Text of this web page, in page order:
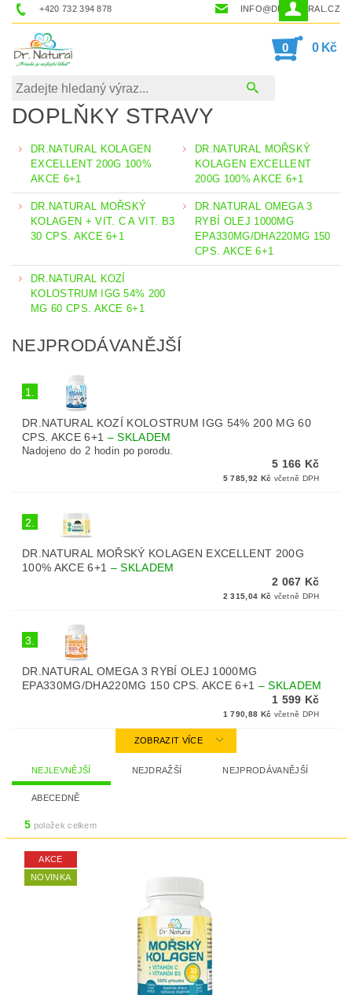
+420 732 394 878 INFO@DRNATURAL.CZ
0 0 Kč
DOPLŇKY STRAVY
DR.NATURAL KOLAGEN
EXCELLENT 200G 100%
AKCE 6+1
DR.NATURAL MOŘSKÝ
KOLAGEN EXCELLENT
200G 100% AKCE 6+1
DR.NATURAL MOŘSKÝ
KOLAGEN + VIT. C A VIT. B3
30 CPS. AKCE 6+1
DR.NATURAL OMEGA 3
RYBÍ OLEJ 1000MG
EPA330MG/DHA220MG 150
CPS. AKCE 6+1
DR.NATURAL KOZÍ
KOLOSTRUM IGG 54% 200
MG 60 CPS. AKCE 6+1
NEJPRODÁVANĚJŠÍ
1.
DR.NATURAL KOZÍ KOLOSTRUM IGG 54% 200 MG 60
CPS. AKCE 6+1 –SKLADEM
Nadojeno do 2 hodin po porodu.
5 166 Kč
5 785,92 Kč včetně DPH
2.
DR.NATURAL MOŘSKÝ KOLAGEN EXCELLENT 200G
100% AKCE 6+1 –SKLADEM
2 067 Kč
2 315,04 Kč včetně DPH
3.
DR.NATURAL OMEGA 3 RYBÍ OLEJ 1000MG
EPA330MG/DHA220MG 150 CPS. AKCE 6+1 –SKLADEM
1 599 Kč
1 790,88 Kč včetně DPH
ZOBRAZIT VÍCE
NEJLEVNĚJŠÍ NEJDRAŽŠÍ NEJPRODÁVANĚJŠÍ
ABECEDNĚ
5 položek celkem
AKCE
NOVINKA